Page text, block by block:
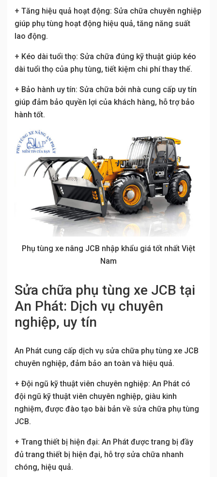
+ Tăng hiệu quả hoạt động: Sửa chữa chuyên nghiệp
giúp phụ tùng hoạt động hiệu quả, tăng năng suất
lao động.
+ Kéo dài tuổi thọ: Sửa chữa đúng kỹ thuật giúp kéo
dài tuổi thọ của phụ tùng, tiết kiệm chi phí thay thế.
+ Bảo hành uy tín: Sửa chữa bởi nhà cung cấp uy tín
giúp đảm bảo quyền lợi của khách hàng, hỗ trợ bảo
hành tốt.
Phụ tùng xe nâng JCB nhập khẩu giá tốt nhất Việt
Nam
Sửa chữa phụ tùng xe JCB tại
An Phát: Dịch vụ chuyên
nghiệp, uy tín
An Phát cung cấp dịch vụ sửa chữa phụ tùng xe JCB
chuyên nghiệp, đảm bảo an toàn và hiệu quả.
+ Đội ngũ kỹ thuật viên chuyên nghiệp: An Phát có
đội ngũ kỹ thuật viên chuyên nghiệp, giàu kinh
nghiệm, được đào tạo bài bản về sửa chữa phụ tùng
JCB.
+ Trang thiết bị hiện đại: An Phát được trang bị đầy
đủ trang thiết bị hiện đại, hỗ trợ sửa chữa nhanh
chóng, hiệu quả.